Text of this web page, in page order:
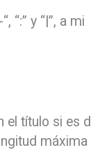
“:” y “|”, a mi
el título si es